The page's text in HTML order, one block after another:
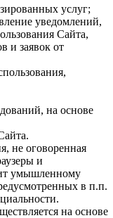
услуг;
уведомлений,
Сайта,
и заявок от
на основе
не оговоренная
и
умышленному
в п.п.
на основе